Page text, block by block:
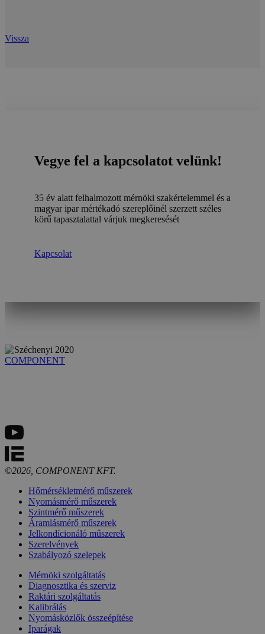
Vissza
Vegye fel a kapcsolatot velünk!
35 év alatt felhalmozott mérnöki szakértelemmel és a
magyar ipar mértékadó szereplőinél szerzett széles
körű tapasztalattal várjuk megkeresését
Kapcsolat
COMPONENT
©2026, COMPONENT KFT.
Hőmérsékletmérő műszerek
Nyomásmérő műszerek
Szintmérő műszerek
Áramlásmérő műszerek
Jelkondícionáló műszerek
Szerelvények
Szabályozó szelepek
Mérnöki szolgáltatás
Diagnosztika és szerviz
Raktári szolgáltatás
Kalibrálás
Nyomásközlők összeépítése
Iparágak